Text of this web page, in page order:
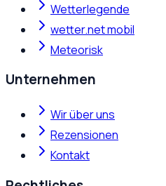
Wetterlegende
wetter.net mobil
Meteorisk
Unternehmen
Wir über uns
Rezensionen
Kontakt